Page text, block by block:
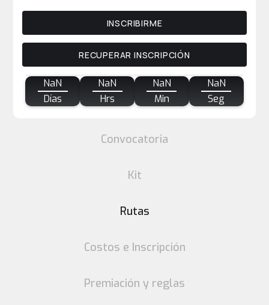
INSCRIBIRME
RECUPERAR INSCRIPCIÓN
NaN
Días
NaN
Hrs
NaN
Min
NaN
Seg
Convocatoria
Kit
Rutas
Costos e Inscripción
Premiación y reglas